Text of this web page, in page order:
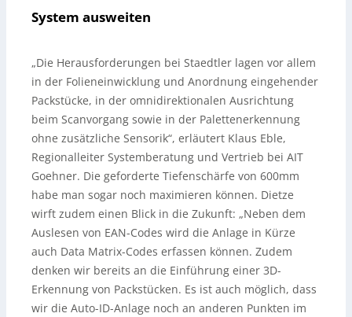
System ausweiten
„Die Herausforderungen bei Staedtler lagen vor allem
in der Folieneinwicklung und Anordnung eingehender
Packstücke, in der omnidirektionalen Ausrichtung
beim Scanvorgang sowie in der Palettenerkennung
ohne zusätzliche Sensorik“, erläutert Klaus Eble,
Regionalleiter Systemberatung und Vertrieb bei AIT
Goehner. Die geforderte Tiefenschärfe von 600mm
habe man sogar noch maximieren können. Dietze
wirft zudem einen Blick in die Zukunft: „Neben dem
Auslesen von EAN-Codes wird die Anlage in Kürze
auch Data Matrix-Codes erfassen können. Zudem
denken wir bereits an die Einführung einer 3D-
Erkennung von Packstücken. Es ist auch möglich, dass
wir die Auto-ID-Anlage noch an anderen Punkten im